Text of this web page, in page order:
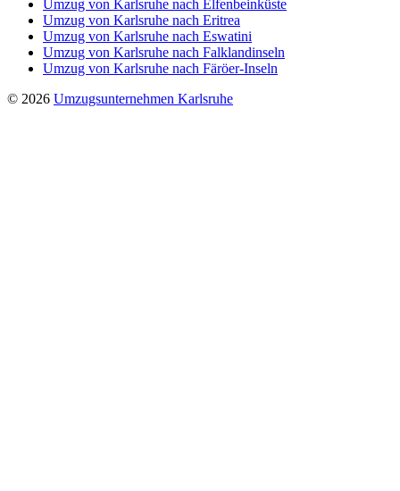
Umzug von Karlsruhe nach Elfenbeinküste
Umzug von Karlsruhe nach Eritrea
Umzug von Karlsruhe nach Eswatini
Umzug von Karlsruhe nach Falklandinseln
Umzug von Karlsruhe nach Färöer-Inseln
© 2026 Umzugsunternehmen Karlsruhe